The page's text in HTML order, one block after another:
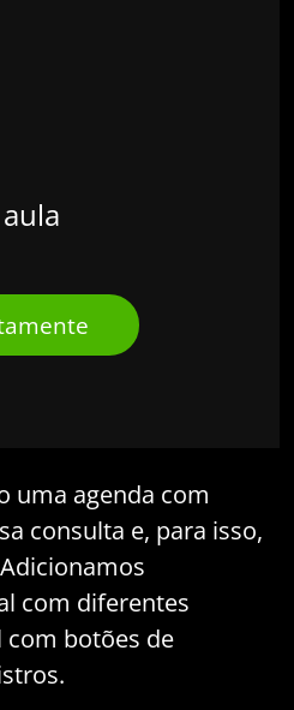
uma agenda com
consulta e, para isso,
com diferentes
com botões de